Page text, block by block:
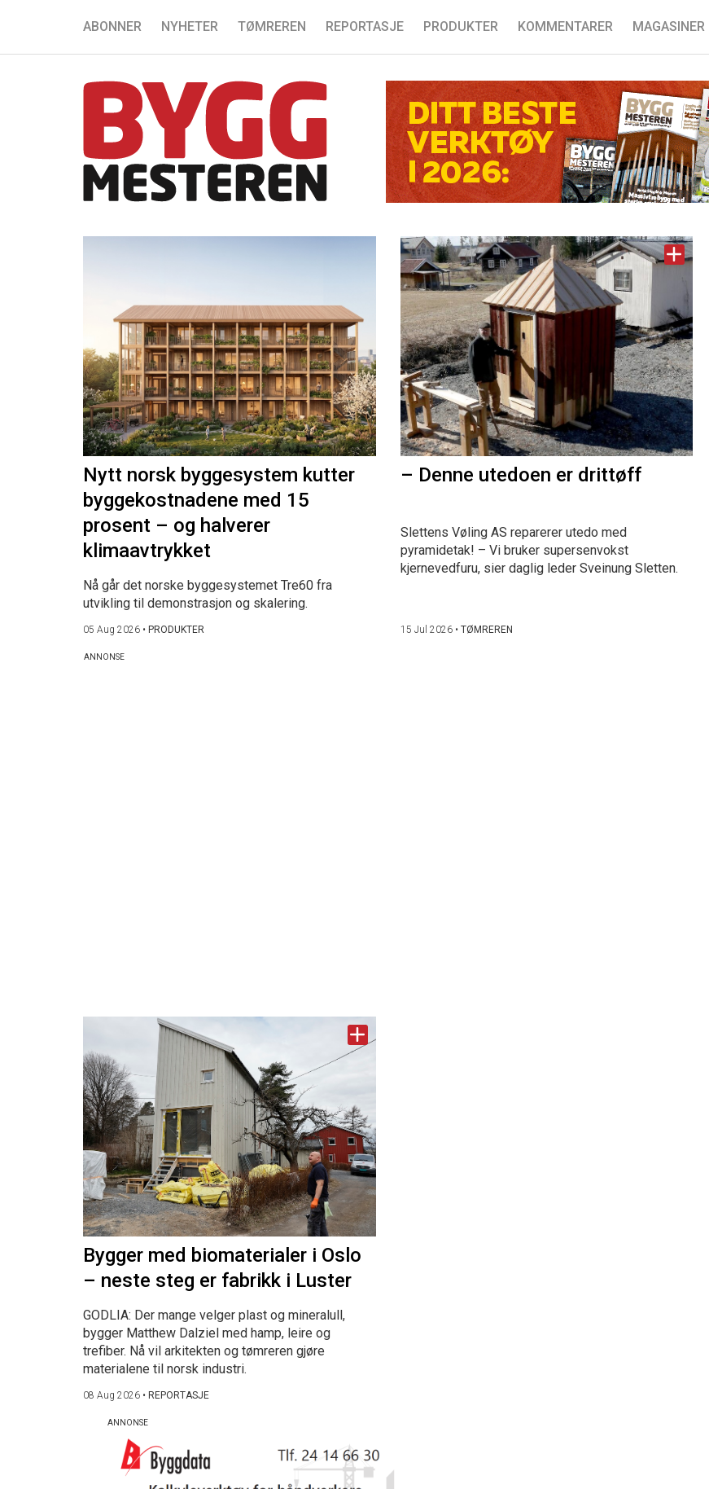
ABONNER NYHETER TØMREREN REPORTASJE PRODUKTER KOMMENTARER MAGASINER
Nytt norsk byggesystem kutter
byggekostnadene med 15
prosent – og halverer
klimaavtrykket
Nå går det norske byggesystemet Tre60 fra
utvikling til demonstrasjon og skalering.
05 Aug 2026 • PRODUKTER
– Denne utedoen er drittøff
Slettens Vøling AS reparerer utedo med
pyramidetak! – Vi bruker supersenvokst
kjernevedfuru, sier daglig leder Sveinung Sletten.
15 Jul 2026• TØMREREN
Bygger med biomaterialer i Oslo
– neste steg er fabrikk i Luster
GODLIA: Der mange velger plast og mineralull,
bygger Matthew Dalziel med hamp, leire og
trefiber. Nå vil arkitekten og tømreren gjøre
materialene til norsk industri.
08 Aug 2026 • REPORTASJE